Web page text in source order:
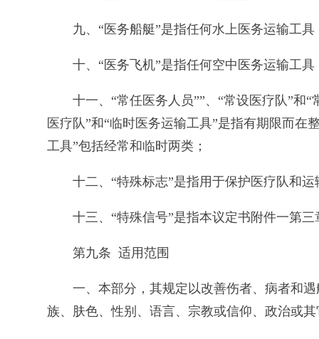
九、“医务船艇”是指任何水上医务运输工具
十、“医务飞机”是指任何空中医务运输工具
十一、“常任医务人员””、“常设医疗队”和
医疗队”和“临时医务运输工具”是指有期限而在
工具”包括经常和临时两类；
十二、“特殊标志”是指用于保护医疗队和
十三、“特殊信号”是指本议定书附件一第
第九条 适用范围
一、本部分，其规定以改善伤者、病者和
族、肤色、性别、语言、宗教或信仰、政治或